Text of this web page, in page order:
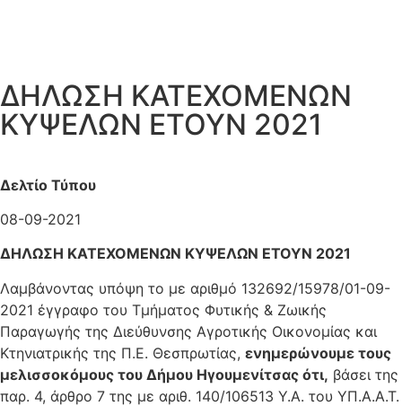
ΔΗΛΩΣΗ ΚΑΤΕΧΟΜΕΝΩΝ
ΚΥΨΕΛΩΝ ΕΤΟΥΝ 2021
Δελτίο Τύπου
08-09-2021
ΔΗΛΩΣΗ ΚΑΤΕΧΟΜΕΝΩΝ ΚΥΨΕΛΩΝ ΕΤΟΥΝ 2021
Λαμβάνοντας υπόψη το με αριθμό 132692/15978/01-09-
2021 έγγραφο του Τμήματος Φυτικής & Ζωικής
Παραγωγής της Διεύθυνσης Αγροτικής Οικονομίας και
Κτηνιατρικής της Π.Ε. Θεσπρωτίας, ενημερώνουμε τους
μελισσοκόμους του Δήμου Ηγουμενίτσας ότι, βάσει της
παρ. 4, άρθρο 7 της με αριθ. 140/106513 Υ.Α. του ΥΠ.Α.Α.Τ.